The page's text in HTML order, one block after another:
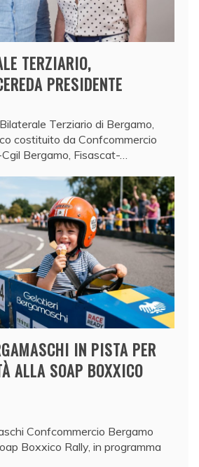
TERZIARIO,
PRESIDENTE
Terziario di Bergamo,
costituito da Confcommercio
Bergamo, Fisascat-…
IN PISTA PER
ALLA SOAP BOXXICO
Confcommercio Bergamo
Boxxico Rally, in programma